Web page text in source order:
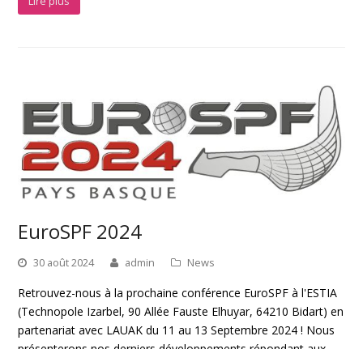
EuroSPF 2024
30 août 2024 admin News
Retrouvez-nous à la prochaine conférence EuroSPF à l'ESTIA
(Technopole Izarbel, 90 Allée Fauste Elhuyar, 64210 Bidart) en
partenariat avec LAUAK du 11 au 13 Septembre 2024 ! Nous